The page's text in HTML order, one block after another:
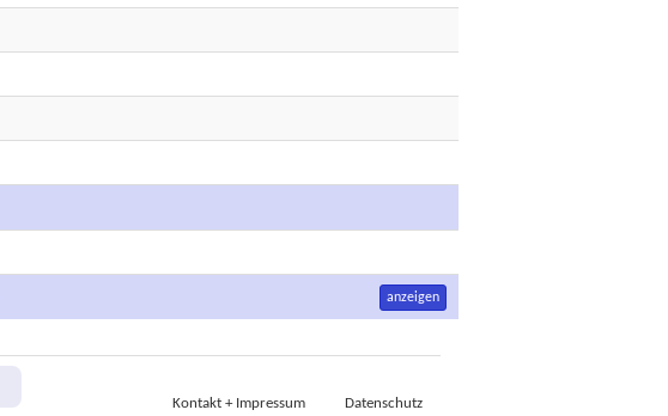
anzeigen
Kontakt + Impressum
Datenschutz